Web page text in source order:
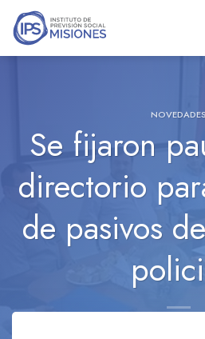
Saltar
contenido
NOVEDADES
Se fijaron
directorio
de pasivos